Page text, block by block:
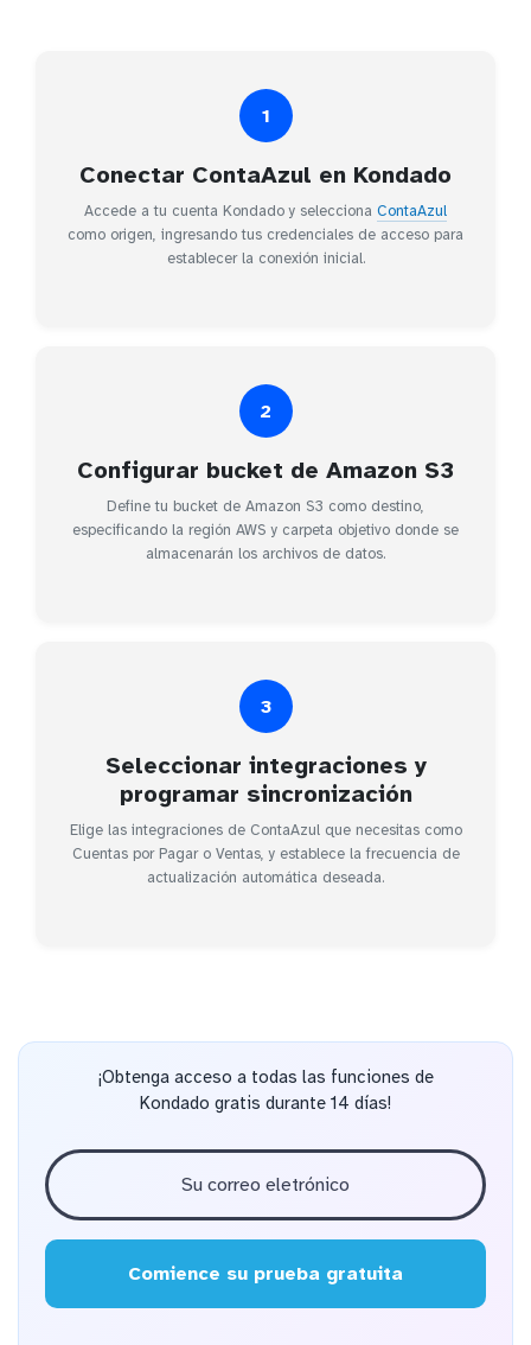
1
Conectar ContaAzul en Kondado
Accede a tu cuenta Kondado y selecciona ContaAzul
como origen, ingresando tus credenciales de acceso para
establecer la conexión inicial.
2
Configurar bucket de Amazon S3
Define tu bucket de Amazon S3 como destino,
especificando la región AWS y carpeta objetivo donde se
almacenarán los archivos de datos.
3
Seleccionar integraciones y
programar sincronización
Elige las integraciones de ContaAzul que necesitas como
Cuentas por Pagar o Ventas, y establece la frecuencia de
actualización automática deseada.
¡Obtenga acceso a todas las funciones de
Kondado gratis durante 14 días!
Comience su prueba gratuita